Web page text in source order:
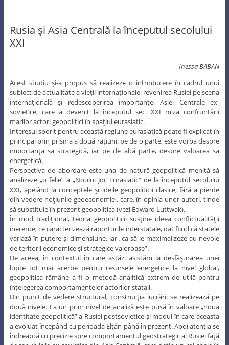
Rusia şi Asia Centrală la începutul secolului
XXI
Inessa BABAN
Acest studiu şi-a propus să realizeze o introducere în cadrul unui
subiect de actualitate a vieţii internaţionale: revenirea Rusiei pe scena
internaţională şi redescoperirea importanţei Asiei Centrale ex-
sovietice, care a devenit la începutul sec. XXI miza confruntării
marilor actori geopolitici în spaţiul eurasiatic.
Interesul sporit pentru această regiune eurasiatică poate fi explicat în
principal prin prisma a două raţiuni: pe de o parte, este vorba despre
importanţa sa strategică, iar pe de altă parte, despre valoarea sa
energetică.
Perspectiva de abordare este una de natură geopolitică menită să
analizeze „o felie” a „Noului Joc Eurasiatic” de la începutul secolului
XXI, apelând la conceptele şi ideile geopoliticii clasice, fără a pierde
din vedere noţiunile geoeconomiei, care, în opinia unor autori, tinde
să substituie în prezent geopolitica (vezi Edward Luttwak).
În mod tradiţional, teoria geopoliticii susţine ideea conflictualităţii
inerente, ce caracterizează raporturile interstatale, dat fiind că statele
variază în putere şi dimensiune, iar „ca să le maximalizeze au nevoie
de teritorii economice şi strategice valoroase”.
De aceea, în contextul în care astăzi asistăm la desfăşurarea unei
lupte tot mai acerbe pentru resursele energetice la nivel global,
geopolitica rămâne a fi o metodă analitică extrem de utilă pentru
înţelegerea comportamentelor actorilor statali.
Din punct de vedere structural, construcţia lucrării se realizează pe
două nivele. La un prim nivel de analiză este pusă în valoare „noua
identitate geopolitică” a Rusiei postsovietice şi modul în care aceasta
a evoluat începând cu perioada Elţân până în prezent. Apoi atenţia se
îndreaptă cu precizie spre comportamentul geostrategic al Rusiei faţă